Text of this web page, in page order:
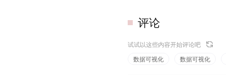
评论
试试以这些内容开始评论吧
数据可视化
数据可视化